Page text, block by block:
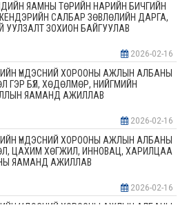
ЯАМНЫ ТӨРИЙН НАРИЙН БИЧГИЙН
САЛБАР ЗӨВЛӨЛИЙН ДАРГА,
УУЛЗАЛТ ЗОХИОН БАЙГУУЛАВ
2026-02-16
ҮНДЭСНИЙ ХОРООНЫ АЖЛЫН АЛБАНЫ
ГЭР БҮЛ, ХӨДӨЛМӨР, НИЙГМИЙН
ЯАМАНД АЖИЛЛАВ
2026-02-16
ҮНДЭСНИЙ ХОРООНЫ АЖЛЫН АЛБАНЫ
ЦАХИМ ХӨГЖИЛ, ИННОВАЦ, ХАРИЛЦАА
ЯАМАНД АЖИЛЛАВ
2026-02-16
ҮНДЭСНИЙ ХОРООНЫ АЖЛЫН АЛБАНЫ